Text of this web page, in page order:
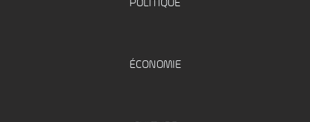
POLITIQUE
ÉCONOMIE